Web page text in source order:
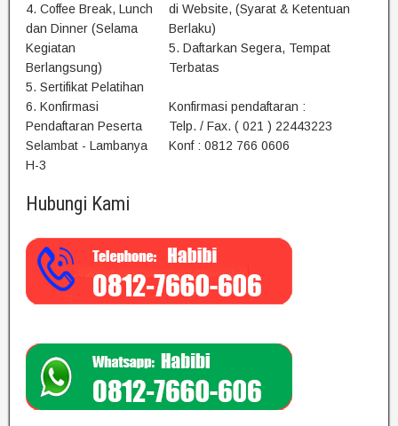
4. Coffee Break, Lunch
dan Dinner (Selama
Kegiatan
Berlangsung)
5. Sertifikat Pelatihan
6. Konfirmasi
Pendaftaran Peserta
Selambat - Lambanya
H-3
di Website, (Syarat & Ketentuan
Berlaku)
5. Daftarkan Segera, Tempat
Terbatas
Konfirmasi pendaftaran :
Telp. / Fax. ( 021 ) 22443223
Konf : 0812 766 0606
Hubungi Kami